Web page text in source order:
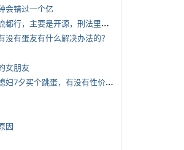
会错过一个亿
*
有啥搞钱的路子吗，开源节流都行，主要是开源，刑法里的咱不做
有蛋友有什么解决办法的？
女朋友
*
想请教有经验的蛋友，想给媳妇7夕买个跳蛋，有没有性价比高的推荐
因